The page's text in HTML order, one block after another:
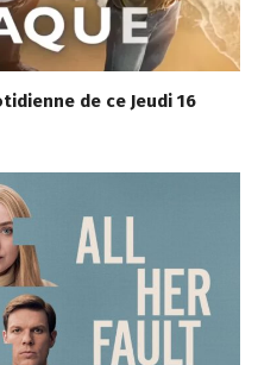
de ce Jeudi 16